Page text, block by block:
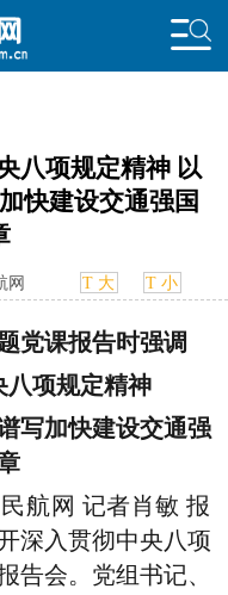
国际
行业
题
八项规定精神 以
快建设交通强国
网 T 大 T 小
党课报告时强调
八项规定精神
写加快建设交通强
航网 记者肖敏 报
深入贯彻中央八项
告会。党组书记、